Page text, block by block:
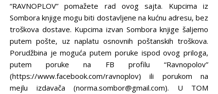
“RAVNOPLOV” pomažete rad ovog sajta. Kupcima iz
Sombora knjige mogu biti dostavljene na kućnu adresu, bez
troškova dostave. Kupcima izvan Sombora knjige šaljemo
putem pošte, uz naplatu osnovnih poštanskih troškova.
Porudžbina je moguća putem poruke ispod ovog priloga,
putem poruke na FB profilu “Ravnopolov”
(https://www.facebook.com/ravnoplov) ili porukom na
mejlu izdavača (norma.sombor@gmail.com). U TOM